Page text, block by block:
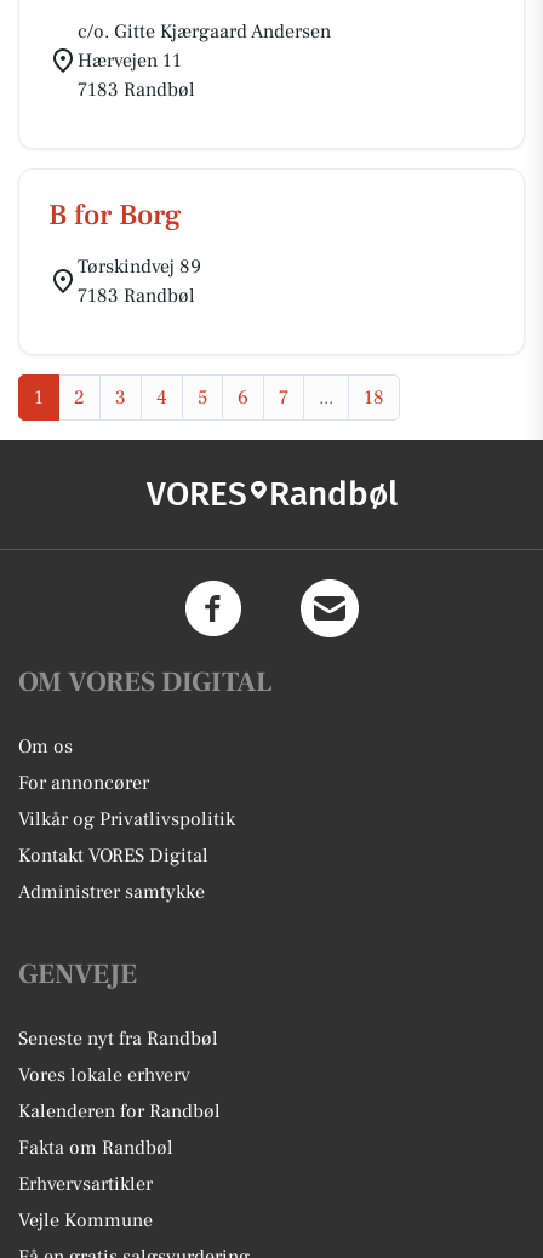
c/o. Gitte Kjærgaard Andersen
Hærvejen 11
7183 Randbøl
B for Borg
Tørskindvej 89
7183 Randbøl
1 2 3 4 5 6 7 ... 18
VORES Randbøl
OM VORES DIGITAL
Om os
For annoncører
Vilkår og Privatlivspolitik
Kontakt VORES Digital
Administrer samtykke
GENVEJE
Seneste nyt fra Randbøl
Vores lokale erhverv
Kalenderen for Randbøl
Fakta om Randbøl
Erhvervsartikler
Vejle Kommune